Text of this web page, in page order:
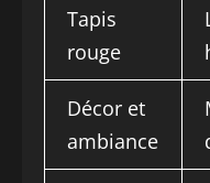
Tapis
rouge
Décor et
ambiance